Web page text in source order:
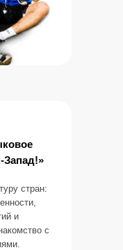
Запад!»
стран:
и
с